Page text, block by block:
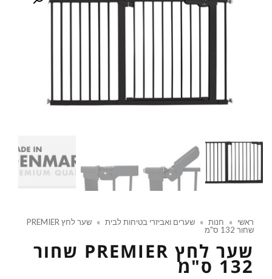
ראשי » חנות » שערים ואביזרי בטיחות לבית »
שער לחץ PREMIER
שחור 132 ס"מ
שער לחץ PREMIER שחור
132 ס"מ